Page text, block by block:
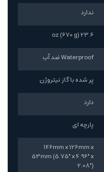
ندارد
23.6 oz (670 g)
Waterproof ضد آب
پر شده با گاز نیتروژن
دارد
پارچه ای
146mm x 126mm x
53mm (5.75" x 4.96" x
2.08")